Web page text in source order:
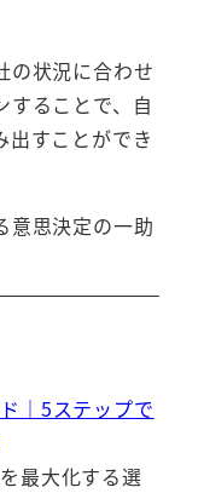
の状況に合わせ
することで、自
出すことができ
意思決定の一助
｜5ステップで
最大化する選